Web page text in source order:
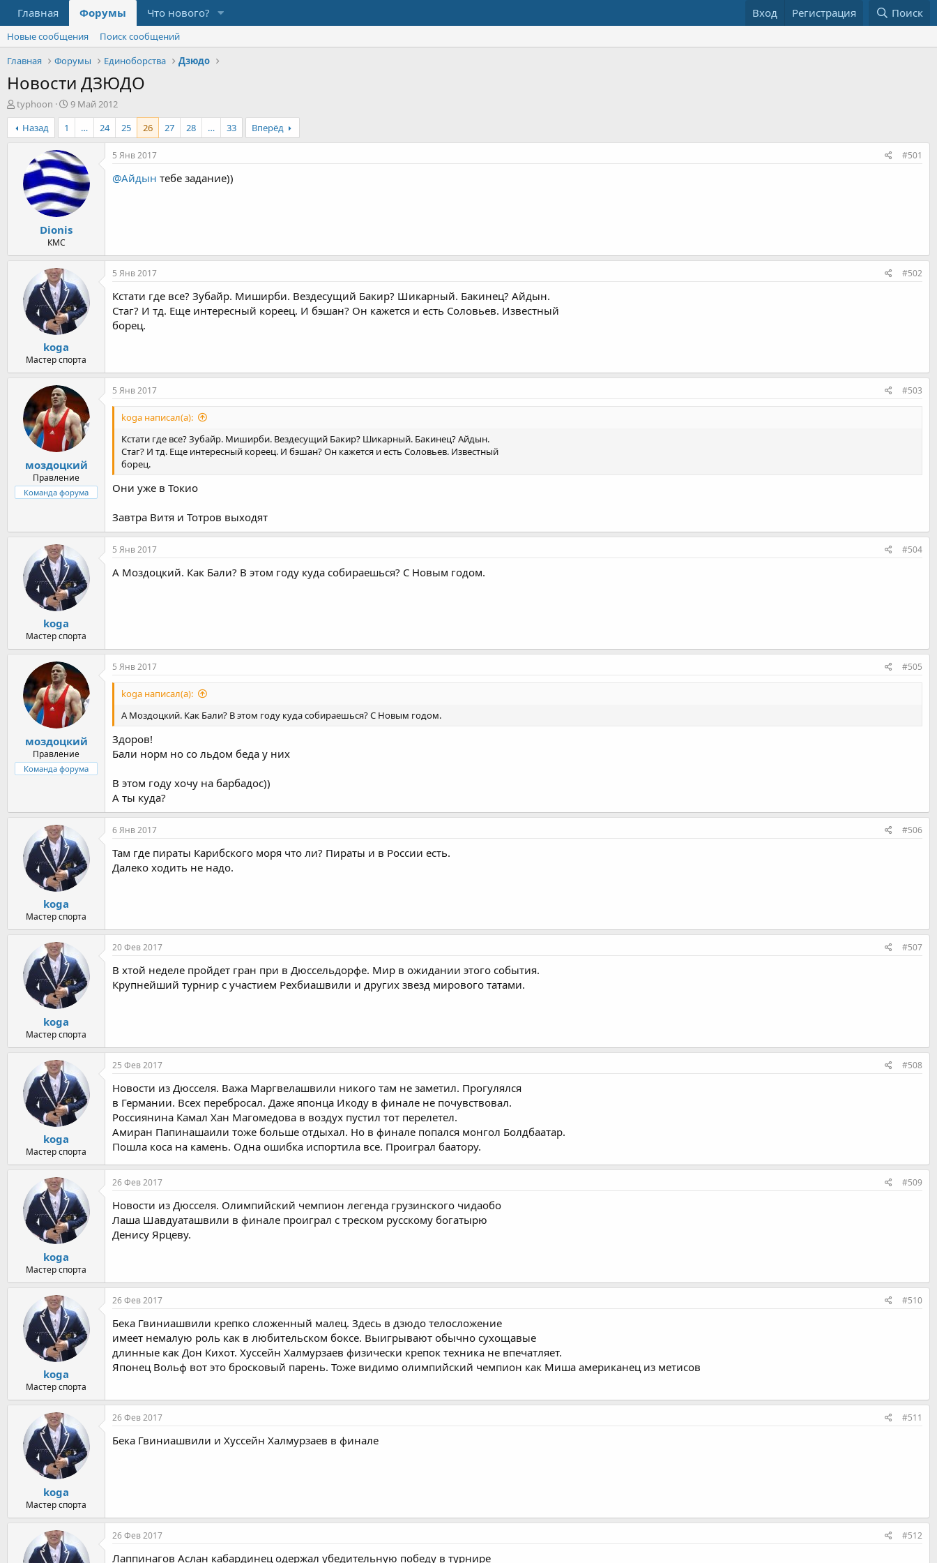
Главная Форумы Что нового? Вход Регистрация Поиск
Новые сообщения
Поиск сообщений
Главная
Форумы Единоборства Дзюдо
Новости ДЗЮДО
А
в
т
о
typhoon
Д
а
а
н
а
ч
а
л
а
9 Май 2012
Назад
1 … 24 25 26 27 28 … 33 Вперёд
Dionis
КМС
5 Янв 2017 #501
@Айдын тебе задание))
koga
Мастер спорта
5 Янв 2017 #502
Кстати где все? Зубайр. Миширби. Вездесущий Бакир? Шикарный. Бакинец? Айдын.
Стаг? И тд. Еще интересный кореец. И бэшан? Он кажется и есть Соловьев. Известный
борец.
моздоцкий
Правление
Команда форума
5 Янв 2017 #503
koga написал(а):
Кстати где все? Зубайр. Миширби. Вездесущий Бакир? Шикарный. Бакинец? Айдын.
Стаг? И тд. Еще интересный кореец. И бэшан? Он кажется и есть Соловьев. Известный
борец.
Они уже в Токио
Завтра Витя и Тотров выходят
koga
Мастер спорта
5 Янв 2017 #504
А Моздоцкий. Как Бали? В этом году куда собираешься? С Новым годом.
моздоцкий
Правление
Команда форума
5 Янв 2017 #505
koga написал(а):
А Моздоцкий. Как Бали? В этом году куда собираешься? С Новым годом.
Здоров!
Бали норм но со льдом беда у них
В этом году хочу на барбадос))
А ты куда?
koga
Мастер спорта
6 Янв 2017 #506
Там где пираты Карибского моря что ли? Пираты и в России есть.
Далеко ходить не надо.
koga
Мастер спорта
20 Фев 2017 #507
В хтой неделе пройдет гран при в Дюссельдорфе. Мир в ожидании этого события.
Крупнейший турнир с участием Рехбиашвили и других звезд мирового татами.
koga
Мастер спорта
25 Фев 2017 #508
Новости из Дюсселя. Важа Маргвелашвили никого там не заметил. Прогулялся
в Германии. Всех перебросал. Даже японца Икоду в финале не почувствовал.
Россиянина Камал Хан Магомедова в воздух пустил тот перелетел.
Амиран Папинашаили тоже больше отдыхал. Но в финале попался монгол Болдбаатар.
Пошла коса на камень. Одна ошибка испортила все. Проиграл баатору.
koga
Мастер спорта
26 Фев 2017 #509
Новости из Дюсселя. Олимпийский чемпион легенда грузинского чидаобо
Лаша Шавдуаташвили в финале проиграл с треском русскому богатырю
Денису Ярцеву.
koga
Мастер спорта
26 Фев 2017 #510
Бека Гвиниашвили крепко сложенный малец. Здесь в дзюдо телосложение
имеет немалую роль как в любительском боксе. Выигрывают обычно сухощавые
длинные как Дон Кихот. Хуссейн Халмурзаев физически крепок техника не впечатляет.
Японец Вольф вот это бросковый парень. Тоже видимо олимпийский чемпион как Миша американец из метисов
koga
Мастер спорта
26 Фев 2017 #511
Бека Гвиниашвили и Хуссейн Халмурзаев в финале
26 Фев 2017 #512
Лаппинагов Аслан кабардинец одержал убедительную победу в турнире